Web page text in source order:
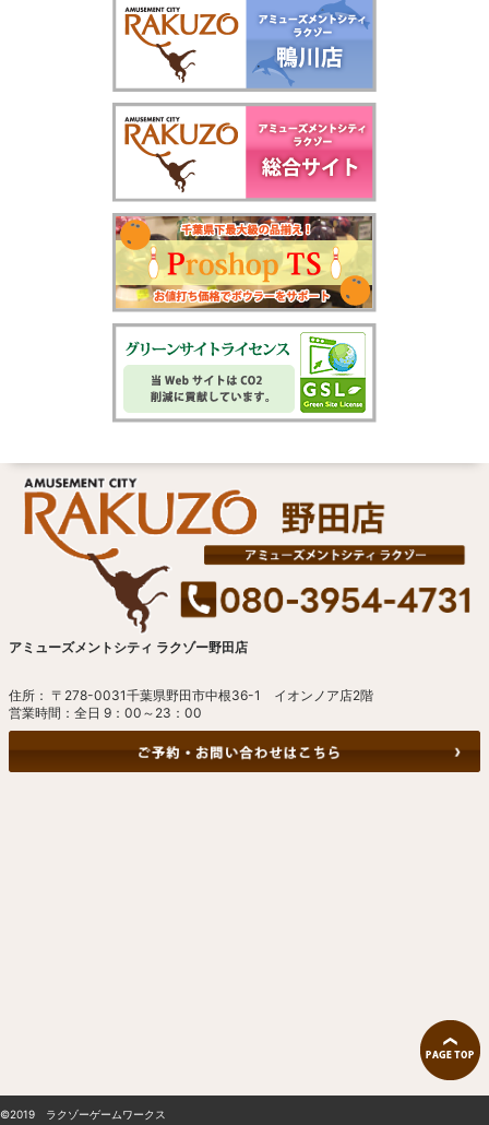
アミューズメントシティ ラクゾー野田店
住所： 〒278-0031千葉県野田市中根36-1 イオンノア店2階
営業時間：全日 9：00～23：00
©2019 ラクゾーゲームワークス